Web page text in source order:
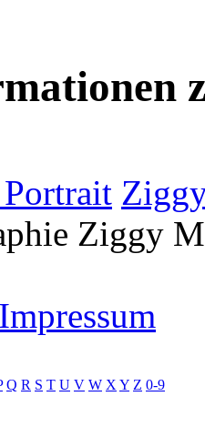
Ziggy
Impressum
Q R S T U V W X Y Z 0-9